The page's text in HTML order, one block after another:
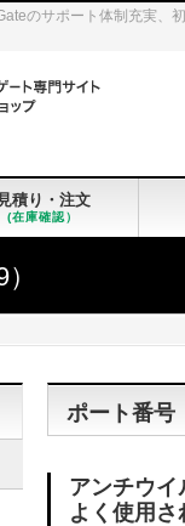
のサポート体制充実、
見積り・注文
(在庫確認）
ポート番号
アンチウ
よく使用